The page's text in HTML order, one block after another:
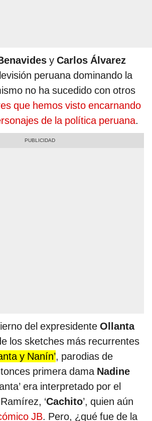
y Carlos Álvarez
peruana dominando la
no ha sucedido con otros
que hemos visto encarnando
de la política peruana.
del expresidente Ollanta
los sketches más recurrentes
y Nanín’, parodias de
primera dama Nadine
era interpretado por el
‘Cachito’, quien aún
JB. Pero, ¿qué fue de la